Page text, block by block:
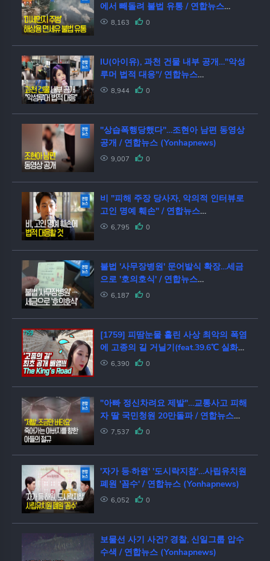
에서 빼돌려 불법 유통 / 연합뉴스
(Yonhapnews)
8,163 0
IU(아이유), 과천 건물 내부 공개…"악성
루머 법적 대응"/ 연합뉴스
(Yonhapnews)
8,944 0
"상습폭행당했다"…조현아 남편 동영상
공개 / 연합뉴스 (Yonhapnews)
9,007 0
비 "피해 주장 당사자, 악의적 인터뷰로
고인 명예 훼손" / 연합뉴스
(Yonhapnews)
6,795 0
불법 '사무장병원' 문어발식 확장…세금
으로 '호의호식' / 연합뉴스
(Yonhapnews)
6,187 0
[1759] 피땀눈물 흘린 사상 최악의 폭염
에 고종의 길 거닐기(feat.39.6℃ 실화
냐) / 연합뉴스 (Yonhapnews)
6,390 0
"아빠 정신차려요 제발"…교통사고 피해
자 딸 국민청원 20만돌파 / 연합뉴스
(Yonhapnews)
7,537 0
'자가 등·하원' '도시락지참'…사립유치원
폐원 '꼼수' / 연합뉴스 (Yonhapnews)
6,052 0
보물선 사기 사건? 경찰, 신일그룹 압수
수색 / 연합뉴스 (Yonhapnews)